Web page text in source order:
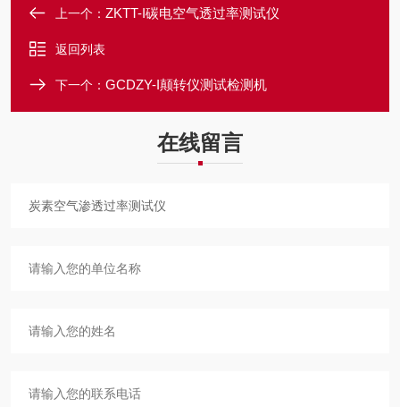
上一个： ZKTT-I碳电空气透过率测试仪
返回列表
下一个： GCDZY-I颠转仪测试检测机
在线留言